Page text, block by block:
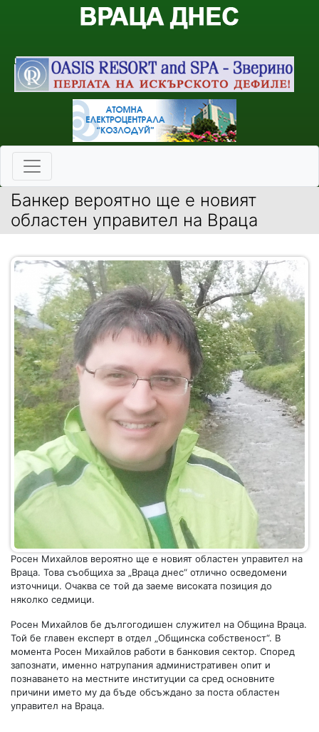
Банкер вероятно ще е новият
областен управител на Враца
Росен Михайлов вероятно ще е новият областен управител на
Враца. Това съобщиха за „Враца днес“ отлично осведомени
източници. Очаква се той да заеме високата позиция до
няколко седмици.
Росен Михайлов бе дългогодишен служител на Община Враца.
Той бе главен експерт в отдел „Общинска собственост“. В
момента Росен Михайлов работи в банковия сектор. Според
запознати, именно натрупания административен опит и
познаването на местните институции са сред основните
причини името му да бъде обсъждано за поста областен
управител на Враца.